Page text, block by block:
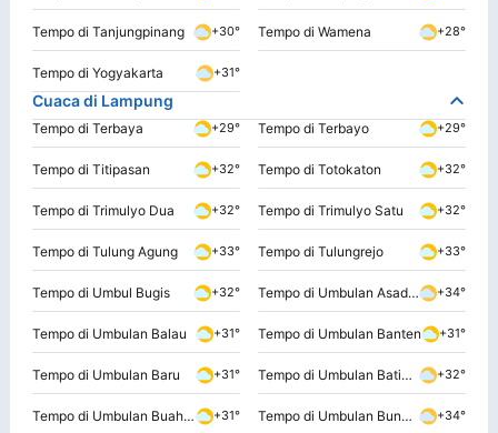
Tempo di Tanjungpinang +30° Tempo di Wamena +28°
Tempo di Yogyakarta +31°
Cuaca di Lampung
Tempo di Terbaya +29° Tempo di Terbayo +29°
Tempo di Titipasan +32° Tempo di Totokaton +32°
Tempo di Trimulyo Dua +32° Tempo di Trimulyo Satu +32°
Tempo di Tulung Agung +33° Tempo di Tulungrejo +33°
Tempo di Umbul Bugis +32° Tempo di Umbulan Asadiguran +34°
Tempo di Umbulan Balau +31° Tempo di Umbulan Banten +31°
Tempo di Umbulan Baru +31° Tempo di Umbulan Batinkiai +32°
Tempo di Umbulan Buahberak +31° Tempo di Umbulan Bunuksangga +34°